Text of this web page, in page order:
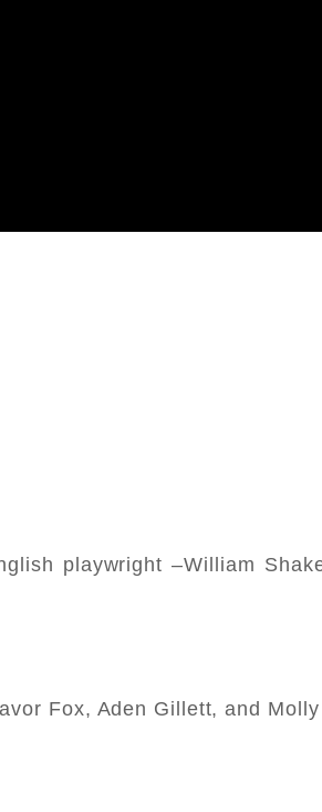
playwright –William
Fox, Aden Gillett, and